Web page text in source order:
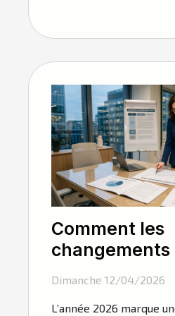
Comment les
les entreprises
Dimanche 12/04/2026
L’année 2026 marque